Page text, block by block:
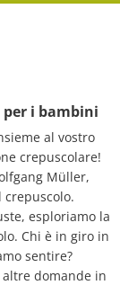
dei
urbano
Directory
Applicazioni
Statuti
Contatto VG
per i bambini
al vostro
crepuscolare!
Müller,
esploriamo la
Chi è in giro in
sentire?
domande in